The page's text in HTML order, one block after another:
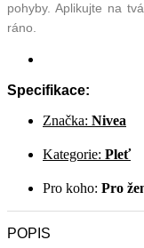
pohyby. Aplikujte na
ráno.
Specifikace:
Značka: Nivea
Kategorie: Pleť
Pro koho: Pro
POPIS